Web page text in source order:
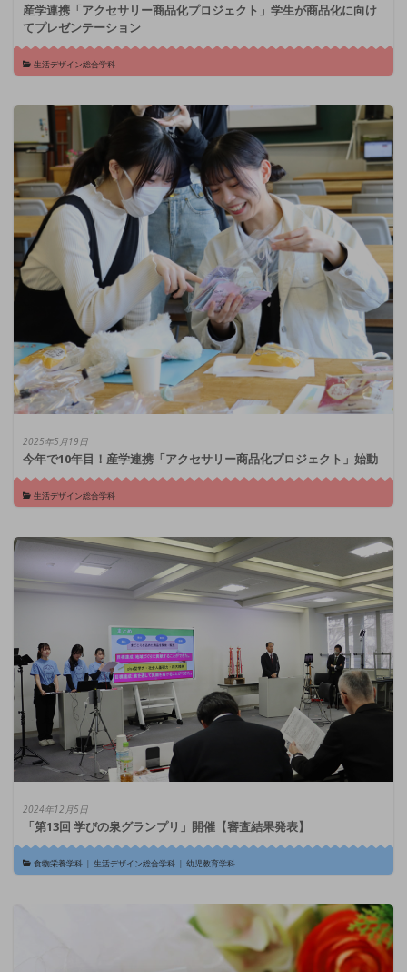
産学連携「アクセサリー商品化プロジェクト」学生が商品化に向け
てプレゼンテーション
生活デザイン総合学科
2025年5月19日
今年で10年目！産学連携「アクセサリー商品化プロジェクト」始動
生活デザイン総合学科
2024年12月5日
「第13回 学びの泉グランプリ」開催【審査結果発表】
食物栄養学科| 生活デザイン総合学科| 幼児教育学科